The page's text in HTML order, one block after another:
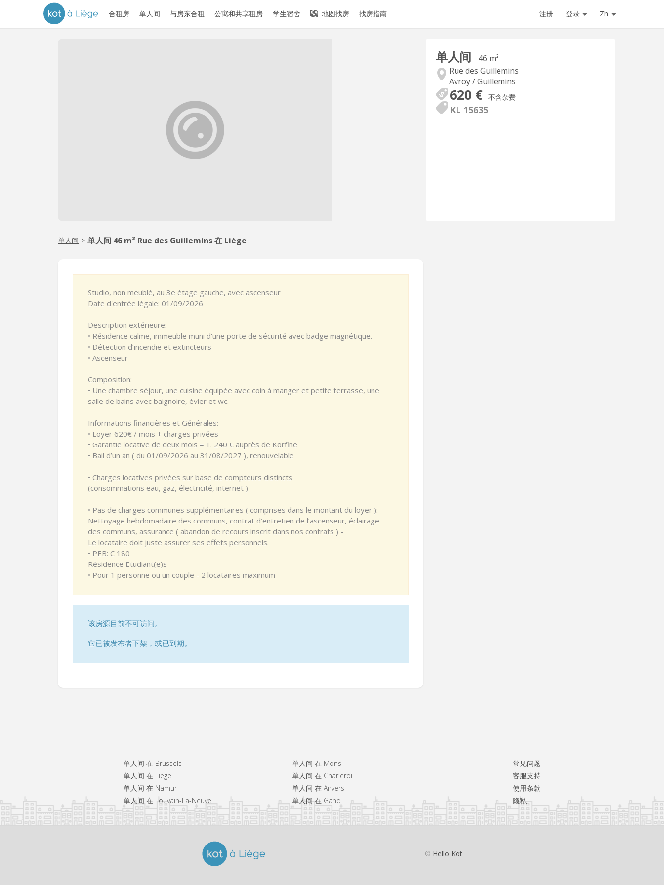
合租房 单人间 与房东合租 公寓和共享租房 学生宿舍 地图找房 找房指南 注册 登录 Zh
单人间
46 m²
Rue des Guillemins
Avroy / Guillemins
620 € 不含杂费
KL 15635
单人间 > 单人间 46 m² Rue des Guillemins 在 Liège
Studio, non meublé, au 3e étage gauche, avec ascenseur
Date d'entrée légale: 01/09/2026
Description extérieure:
• Résidence calme, immeuble muni d'une porte de sécurité avec badge magnétique.
• Détection d’incendie et extincteurs
• Ascenseur
Composition:
• Une chambre séjour, une cuisine équipée avec coin à manger et petite terrasse, une
salle de bains avec baignoire, évier et wc.
Informations financières et Générales:
• Loyer 620€ / mois + charges privées
• Garantie locative de deux mois = 1. 240 € auprès de Korfine
• Bail d’un an ( du 01/09/2026 au 31/08/2027 ), renouvelable
• Charges locatives privées sur base de compteurs distincts
(consommations eau, gaz, électricité, internet )
• Pas de charges communes supplémentaires ( comprises dans le montant du loyer ):
Nettoyage hebdomadaire des communs, contrat d’entretien de l’ascenseur, éclairage
des communs, assurance ( abandon de recours inscrit dans nos contrats ) -
Le locataire doit juste assurer ses effets personnels.
• PEB: C 180
Résidence Etudiant(e)s
• Pour 1 personne ou un couple - 2 locataires maximum
该房源目前不可访问。
它已被发布者下架，或已到期。
单人间 在 Brussels
单人间 在 Liege
单人间 在 Namur
单人间 在 Louvain-La-Neuve
单人间 在 Mons
单人间 在 Charleroi
单人间 在 Anvers
单人间 在 Gand
常见问题
客服支持
使用条款
隐私
© Hello Kot